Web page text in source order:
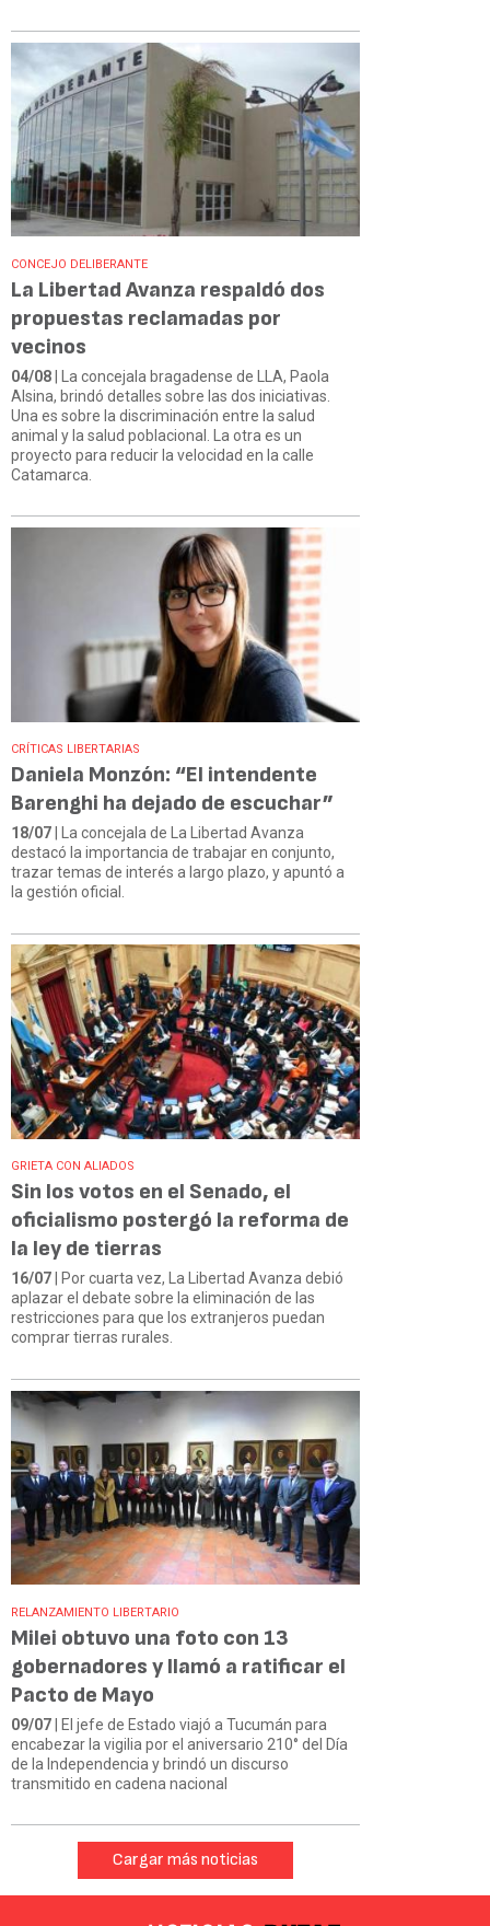
CONCEJO DELIBERANTE
La Libertad Avanza respaldó dos
propuestas reclamadas por
vecinos
04/08| La concejala bragadense de LLA, Paola
Alsina, brindó detalles sobre las dos iniciativas.
Una es sobre la discriminación entre la salud
animal y la salud poblacional. La otra es un
proyecto para reducir la velocidad en la calle
Catamarca.
CRÍTICAS LIBERTARIAS
Daniela Monzón: “El intendente
Barenghi ha dejado de escuchar”
18/07 | La concejala de La Libertad Avanza
destacó la importancia de trabajar en conjunto,
trazar temas de interés a largo plazo, y apuntó a
la gestión oficial.
GRIETA CON ALIADOS
Sin los votos en el Senado, el
oficialismo postergó la reforma de
la ley de tierras
16/07 | Por cuarta vez, La Libertad Avanza debió
aplazar el debate sobre la eliminación de las
restricciones para que los extranjeros puedan
comprar tierras rurales.
RELANZAMIENTO LIBERTARIO
Milei obtuvo una foto con 13
gobernadores y llamó a ratificar el
Pacto de Mayo
09/07 | El jefe de Estado viajó a Tucumán para
encabezar la vigilia por el aniversario 210° del Día
de la Independencia y brindó un discurso
transmitido en cadena nacional
Cargar más noticias